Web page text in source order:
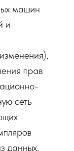
машин
и
прав
сеть
данных,